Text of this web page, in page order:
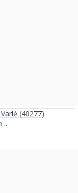
(40277)
..